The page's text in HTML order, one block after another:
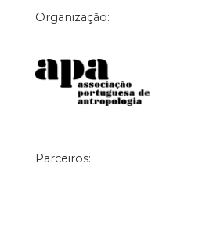
Organização:
Parceiros: